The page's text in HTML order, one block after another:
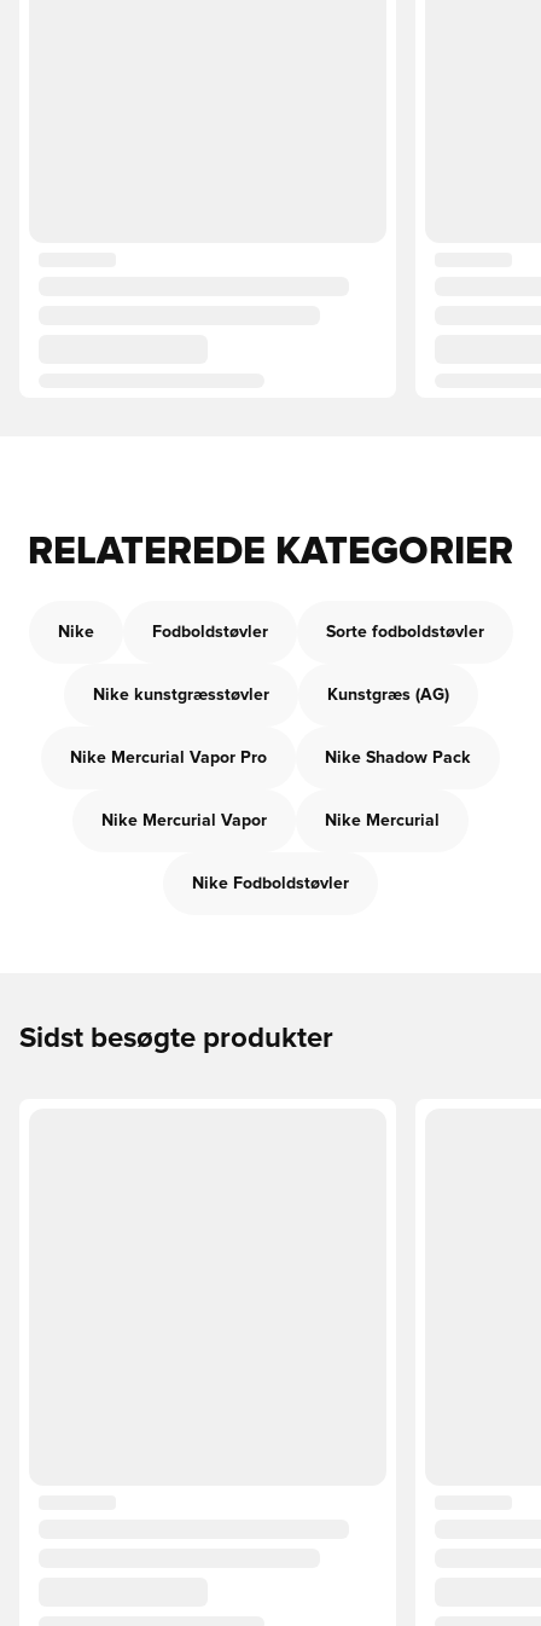
RELATEREDE KATEGORIER
Nike Fodboldstøvler Sorte fodboldstøvler
Nike kunstgræsstøvler Kunstgræs (AG)
Nike Mercurial Vapor Pro Nike Shadow Pack
Nike Mercurial Vapor Nike Mercurial
Nike Fodboldstøvler
Sidst besøgte produkter